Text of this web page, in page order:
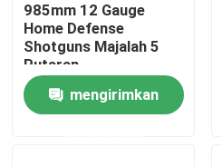
Rumah
Produk
985mm 12 Gauge
Home Defense
Shotguns Majalah 5
Putaran
mengirimkan